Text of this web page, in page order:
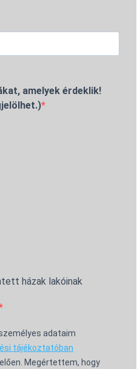
amelyek érdeklik!
házak lakóinak
adataim
tájékoztatóban
Megértettem, hogy